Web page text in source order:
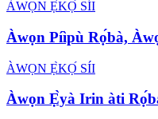
ÀWỌN Ẹ̀KỌ́ SÍI
Àwọn Píìpù Rọ́bà,
ÀWỌN Ẹ̀KỌ́ SÍI
Àwọn Ẹ̀yà Irin àti